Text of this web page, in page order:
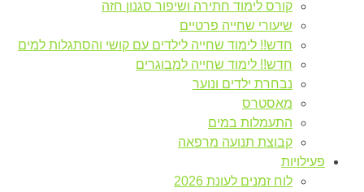
קורס לימוד חתירה ושיפור סגנון חזה
שיעורי שחייה פרטיים
חדש!! לימוד שחייה לילדים עם קושי והסתגלות למים
חדש!! לימוד שחייה למבוגרים
נבחרת ילדים ונוער
מאסטרס
התעמלות במים
קבוצת תנועה מרפאה
פעילויות
לוח זמנים לעונת 2026